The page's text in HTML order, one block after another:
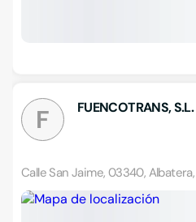
F FUENCOTRANS, S.L.
Calle San Jaime, 03340,